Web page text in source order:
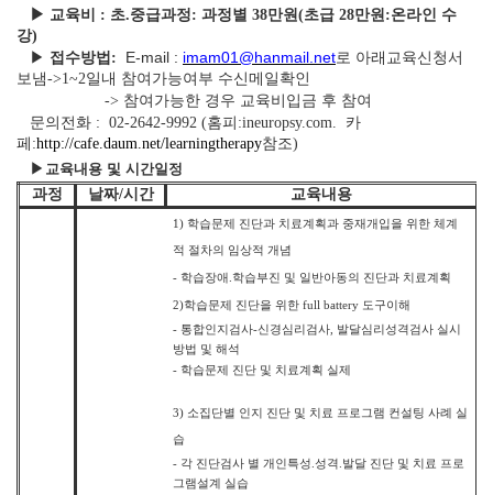
▶ 교육비 : 초.중급과정: 과정별 38만원(초급 28만원:온라인 수
강)
▶ 접수방법 : E-mail : imam01@hanmail.net로 아래교육신청서
보냄->1~2일내 참여가능여부 수신메일확인
-> 참여가능한 경우 교육비입금 후 참여
문의전화 : 02-2642-9992 (홈피:ineuropsy.com. 카
페:http://cafe.daum.net/learningtherapy참조)
▶ 교육내용 및 시간일정
과정
날짜/시간 교육내용
1) 학습문제 진단과 치료계획과 중재개입을 위한 체계
적 절차의 임상적 개념
- 학습장애.학습부진 및 일반아동의 진단과 치료계획
2)학습문제 진단을 위한 full battery 도구이해
- 통합인지검사-신경심리 검사,
발달심리성격검사 실시
방법 및 해석
- 학습문제 진단 및 치료계획 실제
3) 소집단별 인지 진단 및 치료 프로그램 컨설팅 사례 실
습
- 각 진단검사 별 개인특성 성격 발달 진단 및 치료 프로
그램설계 실습